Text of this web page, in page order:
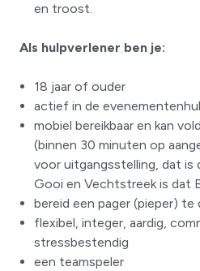
en troost.
Als hulpverlener ben je:
18 jaar of ouder
actief in de
mobiel bereikbaar en kan
(binnen 30 minuten op
voor uitgangsstelling, dat is
Gooi en Vechtstreek is dat
bereid een pager (pieper) te
flexibel, integer, aardig,
stressbestendig
een teamspeler